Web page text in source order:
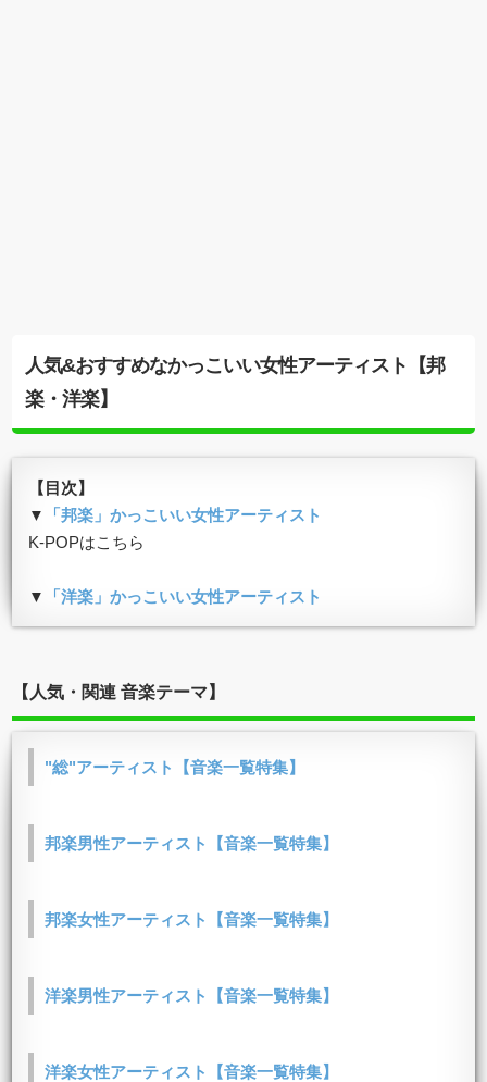
人気&おすすめなかっこいい女性アーティスト【邦
楽・洋楽】
【目次】
▼
「邦楽」かっこいい女性アーティスト
K-POPはこちら
▼ 「洋楽」かっこいい女性アーティスト
【人気・関連 音楽テーマ】
"総"アーティスト【音楽一覧特集】
邦楽男性アーティスト【音楽一覧特集】
邦楽女性アーティスト【音楽一覧特集】
洋楽男性アーティスト【音楽一覧特集】
洋楽女性アーティスト【音楽一覧特集】